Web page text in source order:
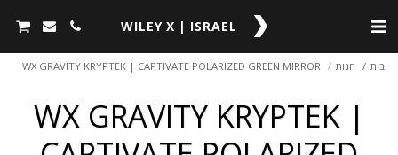
WILEY X | ISRAEL
בית חנות WX GRAVITY KRYPTEK | CAPTIVATE POLARIZED GREEN MIRROR
WX GRAVITY KRYPTEK |